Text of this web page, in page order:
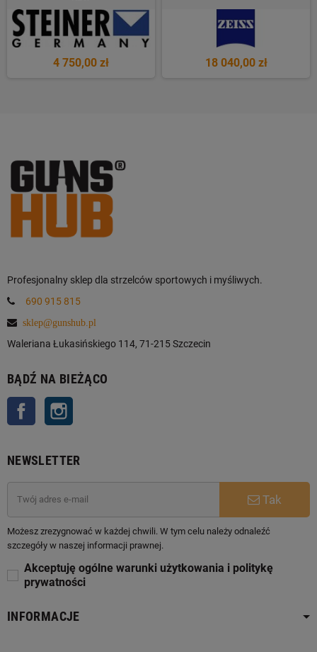
4 750,00 zł 18 040,00 zł
Profesjonalny sklep dla strzelców sportowych i myśliwych.
690 915 815
sklep@gunshub.pl
Waleriana Łukasińskiego 114, 71-215 Szczecin
BĄDŹ NA BIEŻĄCO
Facebook
NEWSLETTER
Tak
Możesz zrezygnować w każdej chwili. W tym celu należy odnaleźć
szczegóły w naszej informacji prawnej.
Akceptuję ogólne warunki użytkowania i politykę
prywatności
INFORMACJE